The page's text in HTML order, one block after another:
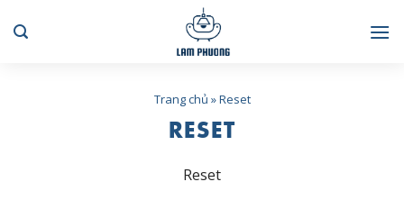
to
Trang chủ »Reset
RESET
Reset